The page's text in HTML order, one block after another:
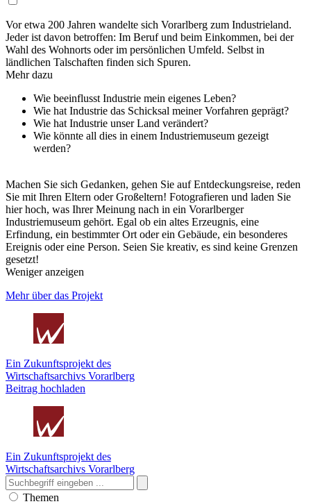
Vor etwa 200 Jahren wandelte sich Vorarlberg zum Industrieland.
Jeder ist davon betroffen: Im Beruf und beim Einkommen, bei der
Wahl des Wohnorts oder im persönlichen Umfeld. Selbst in
ländlichen Talschaften finden sich Spuren.
Mehr dazu
Wie beeinflusst Industrie mein eigenes Leben?
Wie hat Industrie das Schicksal meiner Vorfahren geprägt?
Wie hat Industrie unser Land verändert?
Wie könnte all dies in einem Industriemuseum gezeigt
werden?
Machen Sie sich Gedanken, gehen Sie auf Entdeckungsreise, reden
Sie mit Ihren Eltern oder Großeltern! Fotografieren und laden Sie
hier hoch, was Ihrer Meinung nach in ein Vorarlberger
Industriemuseum gehört. Egal ob ein altes Erzeugnis, eine
Erfindung, ein bestimmter Ort oder ein Gebäude, ein besonderes
Ereignis oder eine Person. Seien Sie kreativ, es sind keine Grenzen
gesetzt!
Weniger anzeigen
Mehr über das Projekt
Ein Zukunftsprojekt des
Wirtschaftsarchivs Vorarlberg
Beitrag hochladen
Ein Zukunftsprojekt des
Wirtschaftsarchivs Vorarlberg
Themen